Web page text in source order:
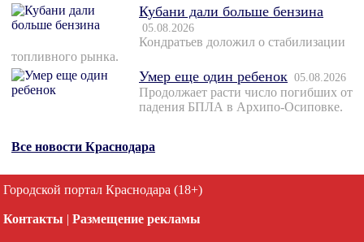
Кубани дали больше бензина
05.08.2026
Кондратьев доложил о стабилизации
топливного рынка.
Умер еще один ребенок 05.08.2026
Продолжает расти число погибших от
падения БПЛА в Архипо-Осиповке.
Все новости Краснодара
Городской портал Краснодара (18+)
Контакты | Размещение рекламы